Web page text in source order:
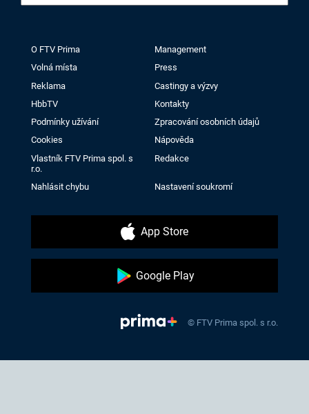
O FTV Prima
Management
Volná místa
Press
Reklama
Castingy a výzvy
HbbTV
Kontakty
Podmínky užívání
Zpracování osobních údajů
Cookies
Nápověda
Vlastník FTV Prima spol. s
r.o.
Redakce
Nahlásit chybu Nastavení soukromí
App Store
Google Play
© FTV Prima spol. s r.o.